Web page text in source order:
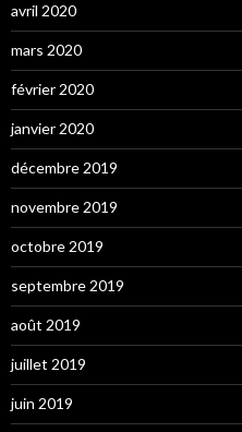
avril 2020
mars 2020
février 2020
janvier 2020
décembre 2019
novembre 2019
octobre 2019
septembre 2019
août 2019
juillet 2019
juin 2019